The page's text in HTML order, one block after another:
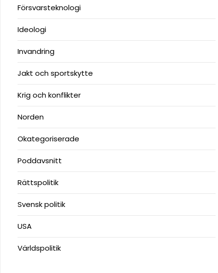
Försvarsteknologi
Ideologi
Invandring
Jakt och sportskytte
Krig och konflikter
Norden
Okategoriserade
Poddavsnitt
Rättspolitik
Svensk politik
USA
Världspolitik